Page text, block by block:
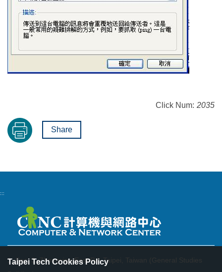
Click Num: 2035
Share
:::
1, Sec. 3, Zhongxiao East Rd. Taipei, Taiwan (General Studies
Taipei Tech Cookies Policy